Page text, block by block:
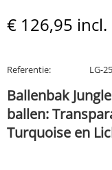
€ 126,95
Referentie: LG-
Ballenbak
ballen:
Turquoise en